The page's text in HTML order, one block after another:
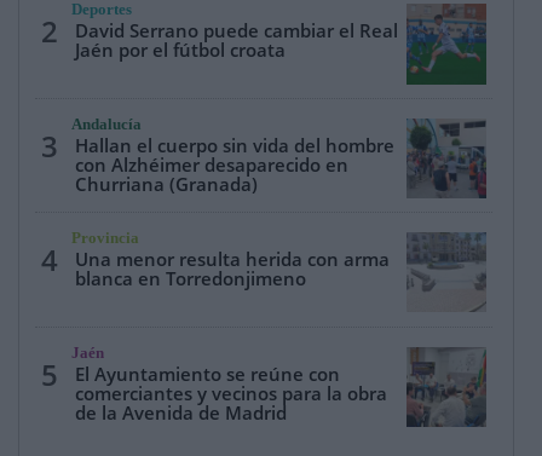
2
Deportes
David Serrano puede cambiar el Real
Jaén por el fútbol croata
3
Andalucía
Hallan el cuerpo sin vida del hombre
con Alzhéimer desaparecido en
Churriana (Granada)
4
Provincia
Una menor resulta herida con arma
blanca en Torredonjimeno
5
Jaén
El Ayuntamiento se reúne con
comerciantes y vecinos para la obra
de la Avenida de Madrid